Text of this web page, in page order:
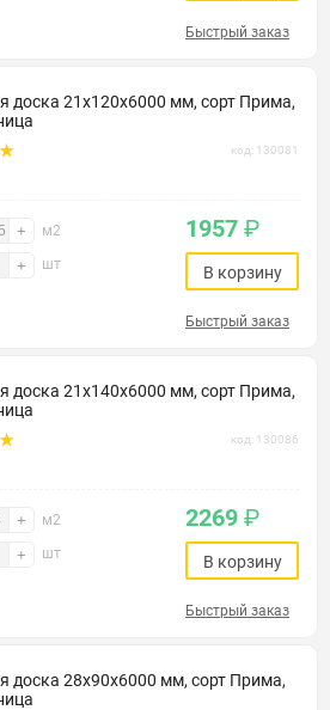
Быстрый заказ
доска 21х120х6000 мм, сорт Прима,
код: 130081
+ м2
+ шт
1957 ₽
В корзину
Быстрый заказ
доска 21х140х6000 мм, сорт Прима,
код: 130086
+ м2
+ шт
2269 ₽
В корзину
Быстрый заказ
доска 28х90х6000 мм, сорт Прима,